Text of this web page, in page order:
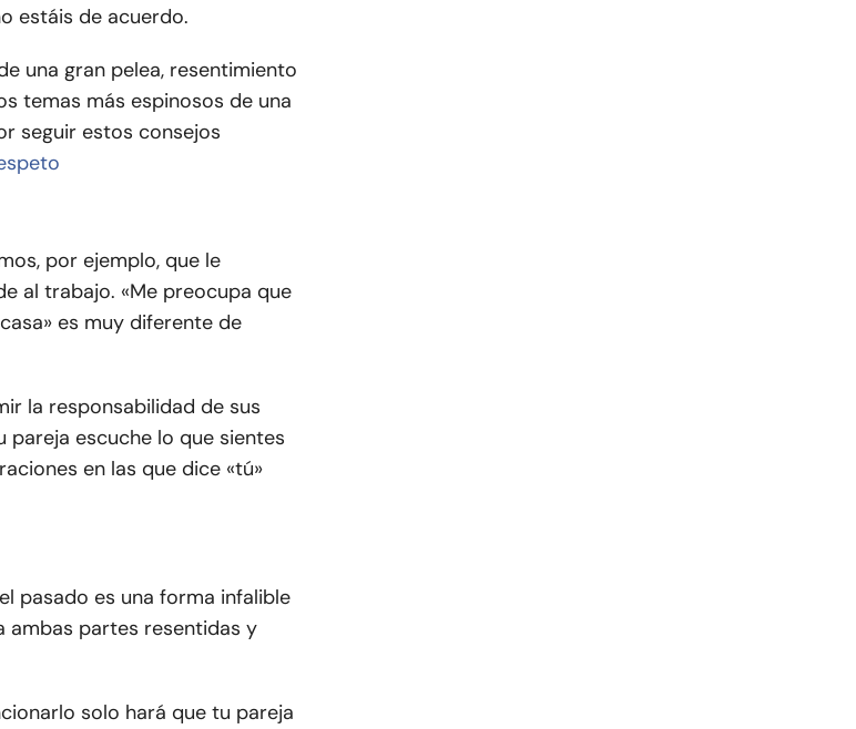
estáis de acuerdo.
una gran pelea, resentimiento
temas más espinosos de una
seguir estos consejos
por ejemplo, que le
al trabajo. «Me preocupa que
es muy diferente de
la responsabilidad de sus
escuche lo que sientes
en las que dice «tú»
pasado es una forma infalible
ambas partes resentidas y
solo hará que tu pareja